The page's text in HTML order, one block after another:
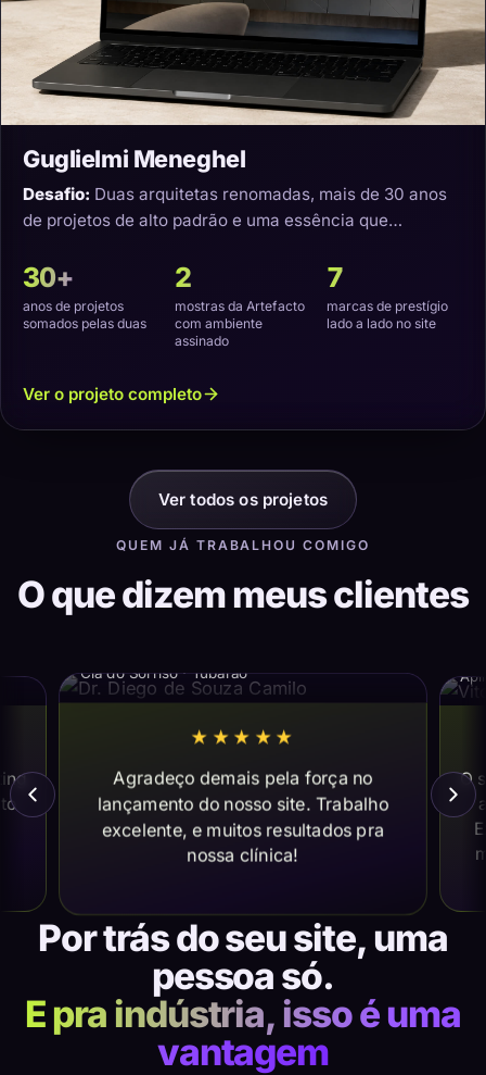
Guglielmi Meneghel
Desafio: Duas arquitetas renomadas, mais de 30 anos
de projetos de alto padrão e uma essência que
30+
anos de projetos
somados pelas duas
2
mostras da Artefacto
com ambiente
assinado
7
marcas de prestígio
lado a lado no site
Ver o projeto completo
Ver todos os projetos
QUEM JÁ TRABALHOU COMIGO
O que dizem meus clientes
Cia do Sorriso · Tubarão
★★★★★
Agradeço demais pela força no
lançamento do nosso site. Trabalho
excelente, e muitos resultados pra
nossa clínica!
O
Por trás do seu site, uma
pessoa só.
E pra indústria, isso é uma
vantagem